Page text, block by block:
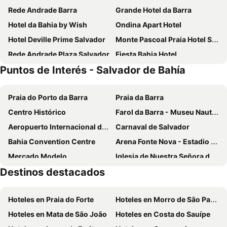
Rede Andrade Barra
Grande Hotel da Barra
Hotel da Bahia by Wish
Ondina Apart Hotel
Hotel Deville Prime Salvador
Monte Pascoal Praia Hotel Salvador
Rede Andrade Plaza Salvador
Fiesta Bahia Hotel
Portobello Ondina Praia
Rede Andrade Mar Hotel
Novotel Salvador Rio Vermelho
Pisa Plaza Hotel
Catussaba Business
Hotel Porto Salvador
Mercure Salvador Rio Vermelho
Bahiamar Hotel
Ibis Salvador Rio Vermelho
Rede Concept - Hotel Salvador
Vila Gale Salvador
Aquarena Hotel
Hotel Bahia do Sol
Hotel Catharina Paraguaçu
Pousada Colonial Chile
Rede Andrade Express
Fera Palace Hotel
Puntos de Interés - Salvador de Bahía
Praia do Porto da Barra
Praia da Barra
Centro Histórico
Farol da Barra - Museu Nautico da Bahia
Aeropuerto Internacional de Salvador Deputado Luís Eduardo Magalhães
Carnaval de Salvador
Bahia Convention Centre
Arena Fonte Nova - Estadio Octavio Mangabeira
Mercado Modelo
Iglesia de Nuestra Señora del Rosario de los Negros
Fuerte de Santo Antonio da Barra
Palácio Rio Branco
Ascensor Lacerda
Igreja de Nossa Senhora da Conceição da Praia
Plaza de la Sé
Destinos destacados
Hoteles en Praia do Forte
Hoteles en Morro de São Paulo
Hoteles en Mata de São João
Hoteles en Costa do Sauípe